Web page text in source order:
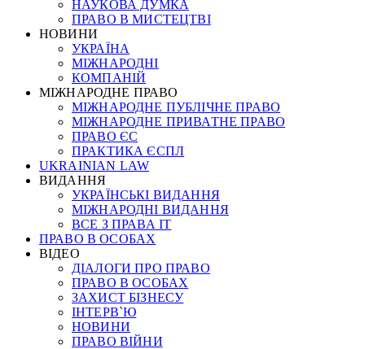
НАУКОВА ДУМКА
ПРАВО В МИСТЕЦТВІ
НОВИНИ
УКРАЇНА
МІЖНАРОДНІ
КОМПАНІЙ
МІЖНАРОДНЕ ПРАВО
МІЖНАРОДНЕ ПУБЛІЧНЕ ПРАВО
МІЖНАРОДНЕ ПРИВАТНЕ ПРАВО
ПРАВО ЄС
ПРАКТИКА ЄСПЛ
UKRAINIAN LAW
ВИДАННЯ
УКРАЇНСЬКІ ВИДАННЯ
МІЖНАРОДНІ ВИДАННЯ
ВСЕ З ПРАВА ІТ
ПРАВО В ОСОБАХ
ВІДЕО
ДІАЛОГИ ПРО ПРАВО
ПРАВО В ОСОБАХ
ЗАХИСТ БІЗНЕСУ
ІНТЕРВ`Ю
НОВИНИ
ПРАВО ВІЙНИ